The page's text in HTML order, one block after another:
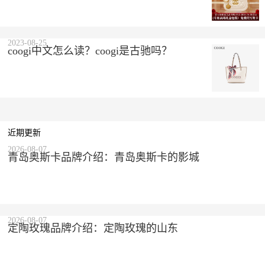
coogi中文怎么读？coogi是古驰吗？
2023-08-25
近期更新
青岛奥斯卡品牌介绍：青岛奥斯卡的影城
2026-08-07
定陶玫瑰品牌介绍：定陶玫瑰的山东
2026-08-07